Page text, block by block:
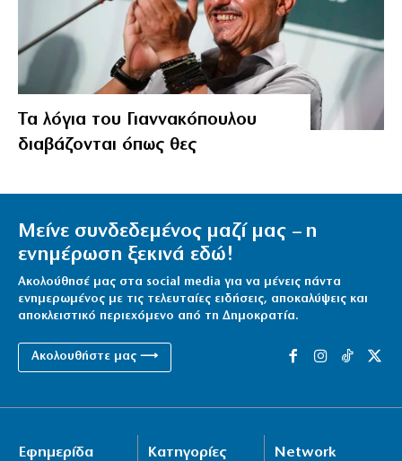
Τα λόγια του Γιαννακόπουλου
διαβάζονται όπως θες
Μείνε συνδεδεμένος μαζί μας – η
ενημέρωση ξεκινά εδώ!
Ακολούθησέ μας στα social media για να μένεις πάντα
ενημερωμένος με τις τελευταίες ειδήσεις, αποκαλύψεις και
αποκλειστικό περιεχόμενο από τη Δημοκρατία.
Ακολουθήστε μας ⟶
Εφημερίδα
Κατηγορίες Network